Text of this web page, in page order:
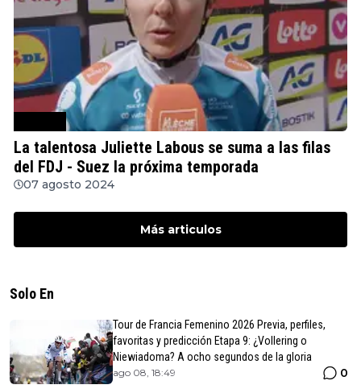
La talentosa Juliette Labous se suma a las filas
del FDJ - Suez la próxima temporada
07 agosto 2024
Más articulos
Solo En
Tour de Francia Femenino 2026 Previa, perfiles,
favoritas y predicción Etapa 9: ¿Vollering o
Niewiadoma? A ocho segundos de la gloria
ago 08, 18:49 0